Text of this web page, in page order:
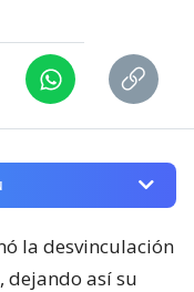
la desvinculación
dejando así su